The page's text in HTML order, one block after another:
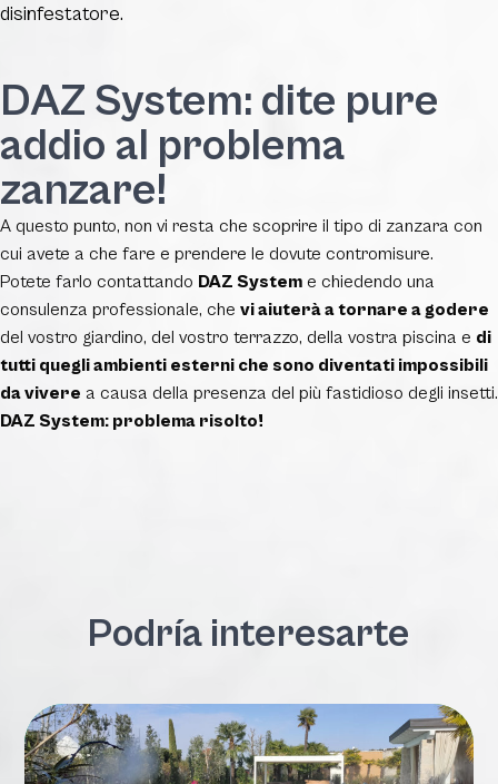
disinfestatore.
DAZ System: dite pure
addio al problema
zanzare!
A questo punto, non vi resta che scoprire il tipo di zanzara con
cui avete a che fare e prendere le dovute contromisure.
Potete farlo contattando DAZ System e chiedendo una
consulenza professionale, che vi aiuterà a tornare a godere
del vostro giardino, del vostro terrazzo, della vostra piscina e di
tutti quegli ambienti esterni che sono diventati impossibili
da vivere a causa della presenza del più fastidioso degli insetti.
DAZ System: problema risolto!
Podría interesarte